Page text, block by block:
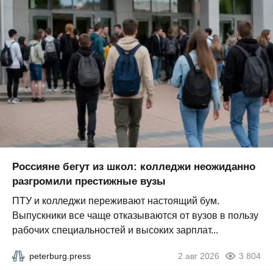
Россияне бегут из школ: колледжи неожиданно
разгромили престижные вузы
ПТУ и колледжи переживают настоящий бум.
Выпускники все чаще отказываются от вузов в пользу
рабочих специальностей и высоких зарплат...
peterburg.press 2 авг 2026 3 804